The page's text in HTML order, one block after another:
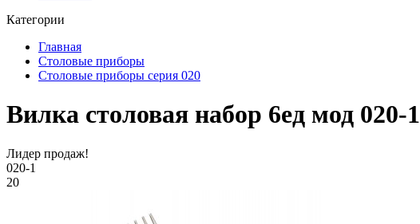
Категории
Главная
Столовые приборы
Столовые приборы серия 020
Вилка столовая набор 6ед мод 020-1
Лидер продаж!
020-1
20